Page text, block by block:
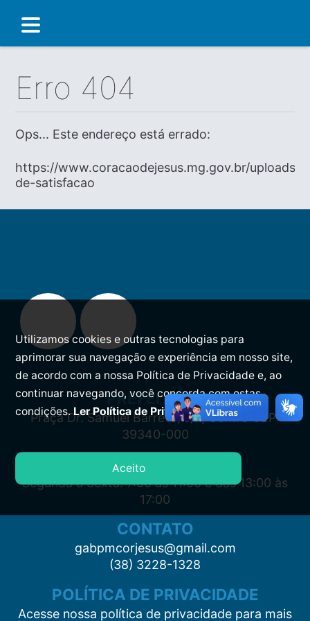
Erro 404
Ops... Este endereço está errado:
https://www.coracaodejesus.mg.gov.br/uploads/
de-satisfacao
PREFEITURA
Praça Dr. Samuel Barreto, s/n, Centro CEP:
39340-000
ATENDIMENTO
Segunda à Sexta: 7:00 às 11:00 e das 13:00 às
17:00
CONTATO
gabpmcorjesus@gmail.com
(38) 3228-1328
POLÍTICA DE PRIVACIDADE
Acesse nossa política de privacidade para mais
Utilizamos cookies e outras tecnologias para
aprimorar sua navegação e experiência em nosso site,
de acordo com a nossa Política de Privacidade e, ao
continuar navegando, você concorda com estas
condições.Ler Política de Privacidade.
Aceito